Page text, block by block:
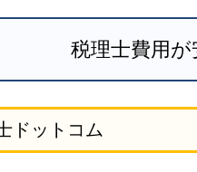
税理士費用
ドットコム